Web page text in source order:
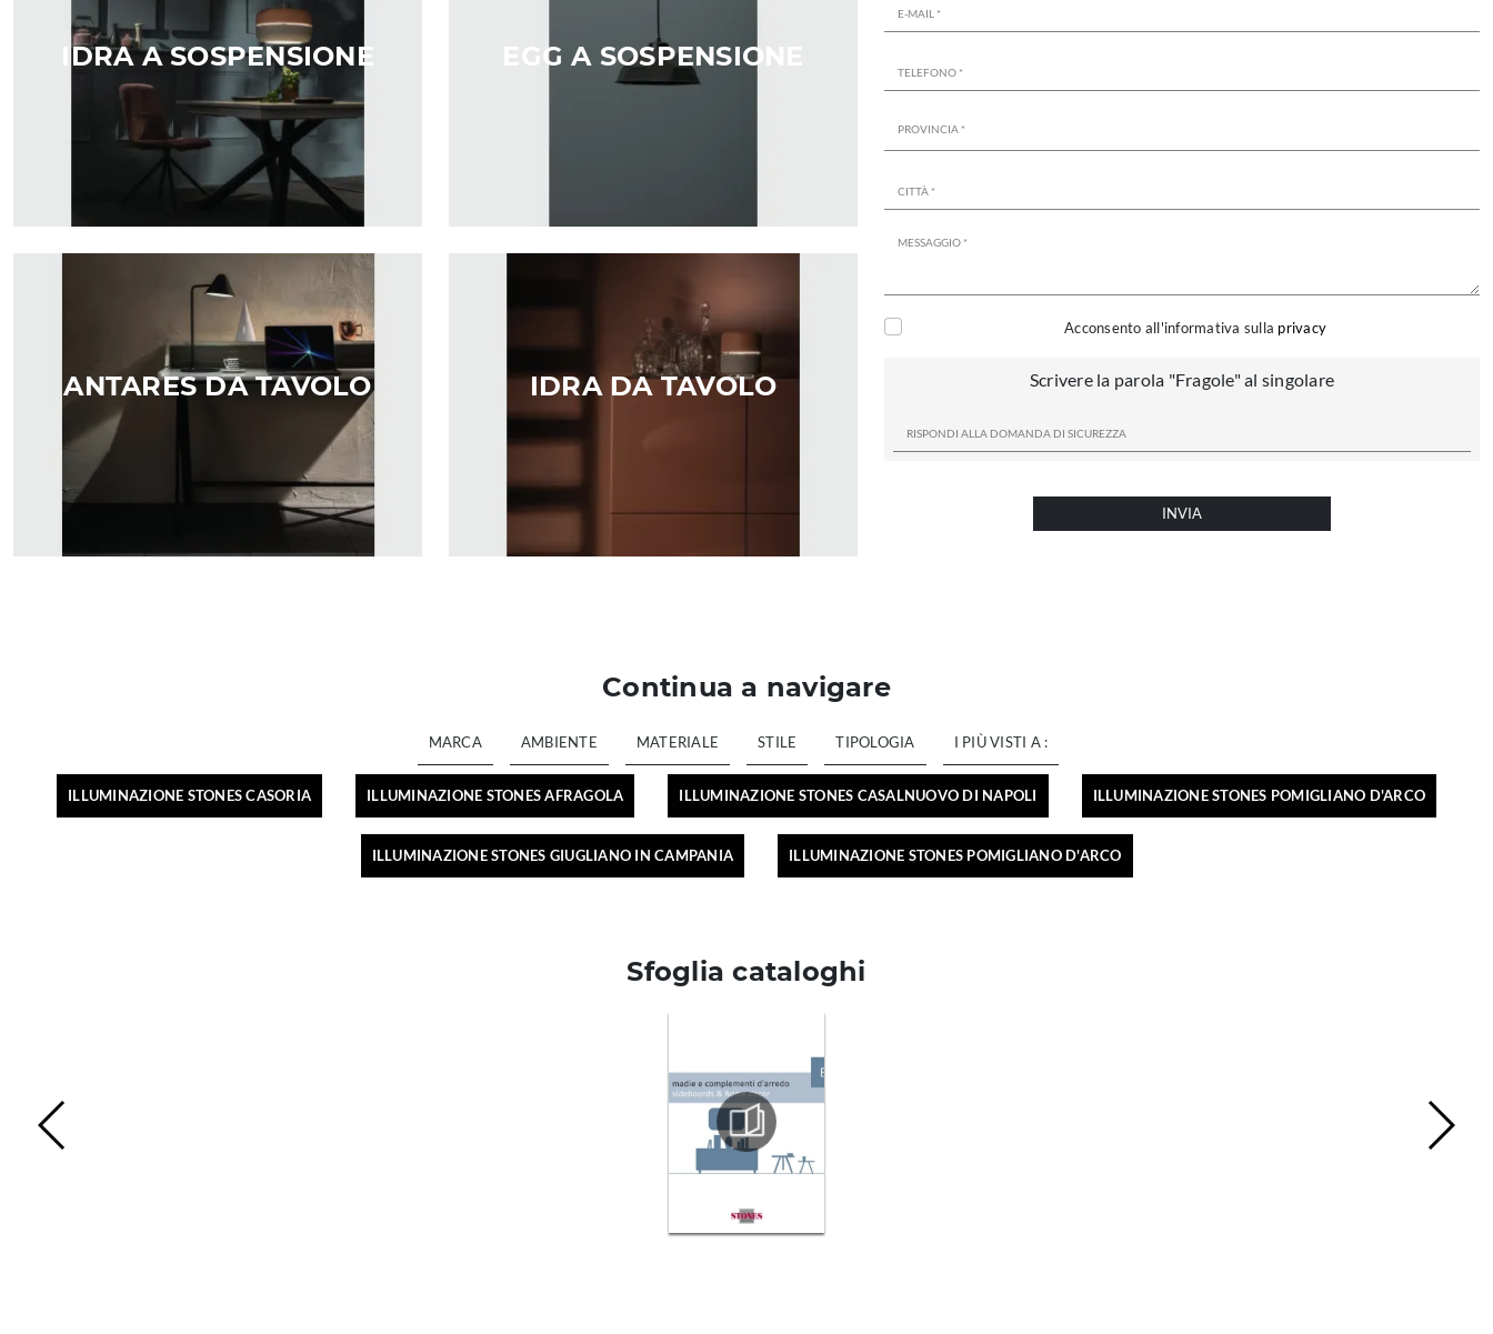
IDRA A SOSPENSIONE EGG A SOSPENSIONE
ANTARES DA TAVOLO IDRA DA TAVOLO
Acconsento all'informativa sulla privacy
Scrivere la parola "Fragole" al singolare
INVIA
Continua a navigare
MARCA AMBIENTE MATERIALE STILE TIPOLOGIA I PIÙ VISTI A :
ILLUMINAZIONE STONES CASORIA ILLUMINAZIONE STONES AFRAGOLA ILLUMINAZIONE STONES CASALNUOVO DI NAPOLI ILLUMINAZIONE STONES POMIGLIANO D'ARCO
ILLUMINAZIONE STONES GIUGLIANO IN CAMPANIA ILLUMINAZIONE STONES POMIGLIANO D'ARCO
Sfoglia cataloghi